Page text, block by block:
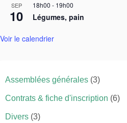
SEP
10
18h00 - 19h00
Légumes, pain
Voir le calendrier
Assemblées générales (3)
Contrats & fiche d'inscription (6)
Divers (3)